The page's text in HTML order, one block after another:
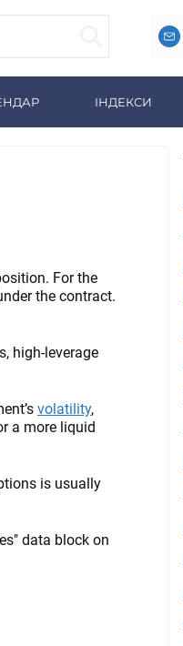
ІНДЕКСИ
For the
the contract.
high-leverage
volatility,
a more liquid
is usually
data block on